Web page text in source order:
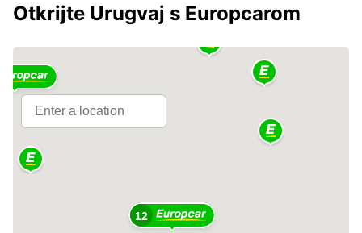
Otkrijte Urugvaj s Europcarom
12